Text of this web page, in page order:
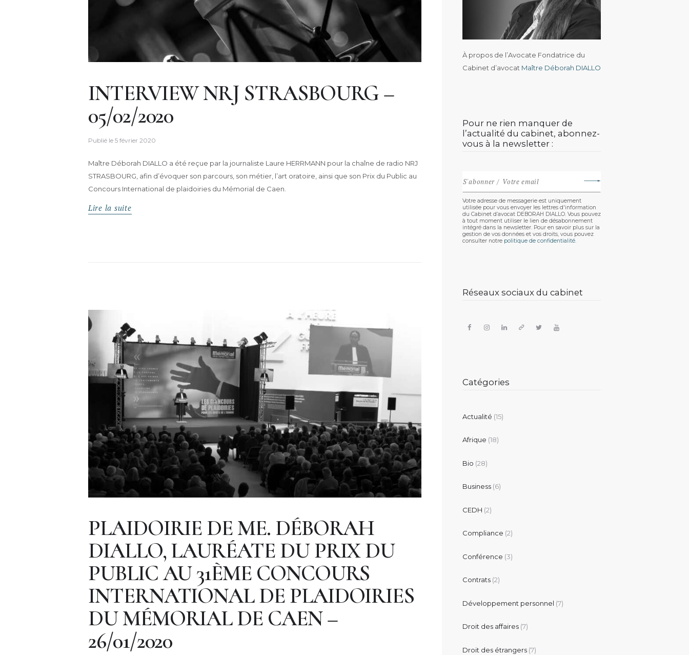
INTERVIEW NRJ STRASBOURG –
05/02/2020
Publié le 5 février 2020
Maître Déborah DIALLO a été reçue par la journaliste Laure HERRMANN pour la chaîne de radio NRJ
STRASBOURG, afin d’évoquer son parcours, son métier, l’art oratoire, ainsi que son Prix du Public au
Concours International de plaidoiries du Mémorial de Caen.
Lire la suite
PLAIDOIRIE DE ME. DÉBORAH
DIALLO, LAURÉATE DU PRIX DU
PUBLIC AU 31ÈME CONCOURS
INTERNATIONAL DE PLAIDOIRIES
DU MÉMORIAL DE CAEN –
26/01/2020
À propos de l’Avocate Fondatrice du
Cabinet d’avocat Maître Déborah DIALLO
Pour ne rien manquer de
l’actualité du cabinet, abonnez-
vous à la newsletter :
Votre adresse de messagerie est uniquement
utilisée pour vous envoyer les lettres d'information
du Cabinet d’avocat DEBORAH DIALLO. Vous pouvez
à tout moment utiliser le lien de désabonnement
intégré dans la newsletter. Pour en savoir plus sur la
gestion de vos données et vos droits, vous pouvez
consulter notre politique de confidentialité.
Réseaux sociaux du cabinet
Catégories
Actualité (15)
Afrique (18)
Bio (28)
Business (6)
CEDH (2)
Compliance (2)
Conférence (3)
Contrats (2)
Développement personnel (7)
Droit des affaires (7)
Droit des étrangers (7)